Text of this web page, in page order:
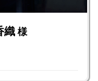
織様